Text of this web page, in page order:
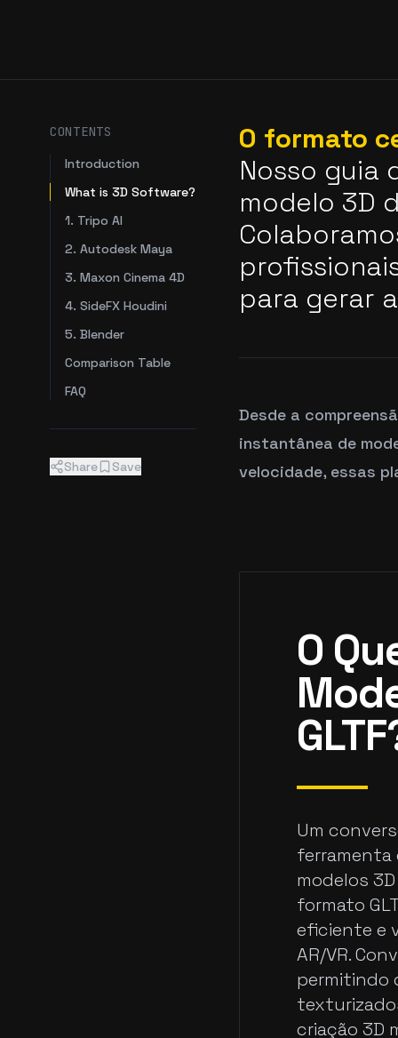
O formato
Nosso guia
modelo 3D
para gerar
Desde a
instantânea de
velocidade, essas
O
Um
ferramenta
modelos
formato
eficiente e
AR/VR.
permitindo
criação 3D
CONTENTS
Introduction
What is 3D Software?
1. Tripo AI
2. Autodesk Maya
3. Maxon Cinema 4D
4. SideFX Houdini
5. Blender
Comparison Table
FAQ
Share Save